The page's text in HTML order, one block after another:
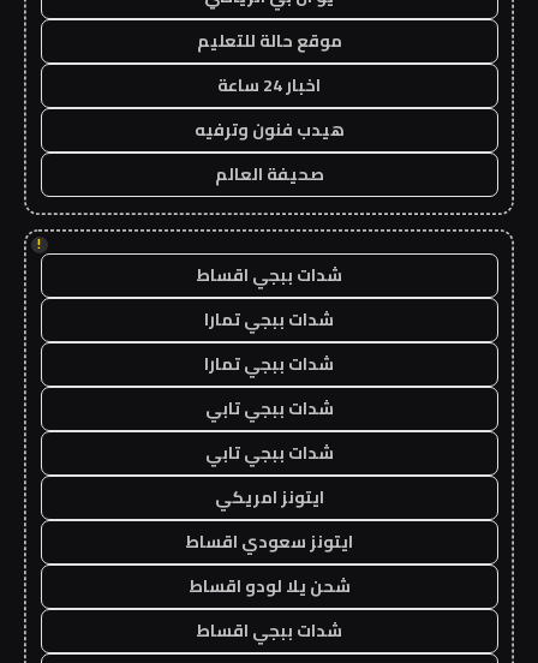
موقع حالة للتعليم
اخبار 24 ساعة
هيدب فنون وترفيه
صحيفة العالم
!
شدات ببجي اقساط
شدات ببجي تمارا
شدات ببجي تمارا
شدات ببجي تابي
شدات ببجي تابي
ايتونز امريكي
ايتونز سعودي اقساط
شحن يلا لودو اقساط
شدات ببجي اقساط